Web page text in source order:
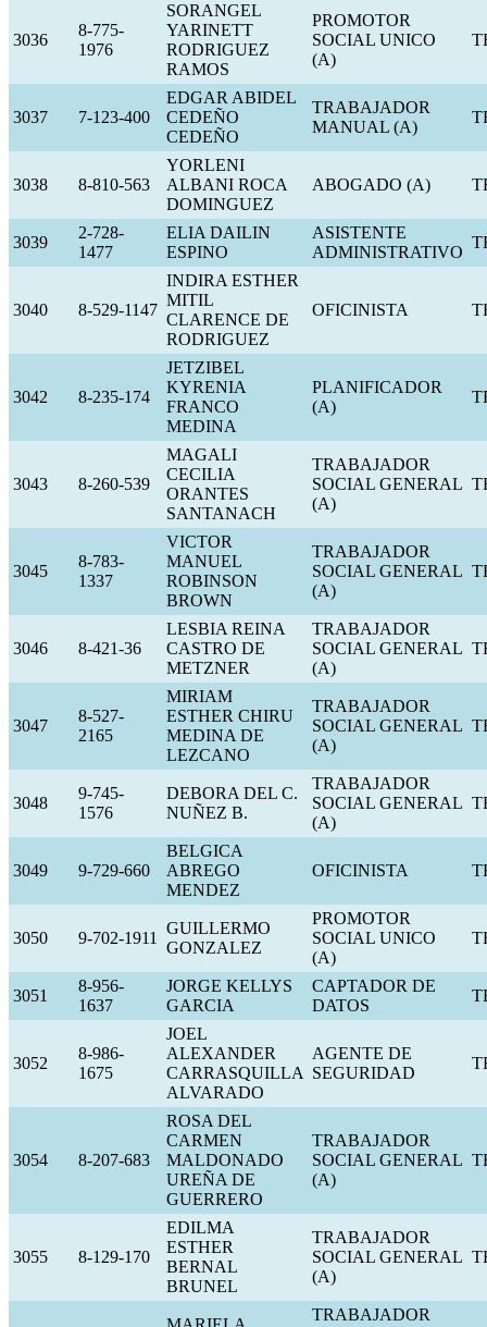
3036
8-775-
1976
SORANGEL
YARINETT
RODRIGUEZ
RAMOS
PROMOTOR
SOCIAL UNICO
(A)
3037 7-123-400
EDGAR ABIDEL
CEDEÑO
CEDEÑO
TRABAJADOR
MANUAL (A)
3038 8-810-563
YORLENI
ALBANI ROCA
DOMINGUEZ
ABOGADO (A)
3039
2-728-
1477
ELIA DAILIN
ESPINO
ASISTENTE
ADMINISTRATIVO
3040 8-529-1147
INDIRA ESTHER
MITIL
CLARENCE DE
RODRIGUEZ
OFICINISTA
3042 8-235-174
JETZIBEL
KYRENIA
FRANCO
MEDINA
PLANIFICADOR
(A)
3043 8-260-539
MAGALI
CECILIA
ORANTES
SANTANACH
TRABAJADOR
SOCIAL GENERAL
(A)
3045
8-783-
1337
VICTOR
MANUEL
ROBINSON
BROWN
TRABAJADOR
SOCIAL GENERAL
(A)
3046 8-421-36
LESBIA REINA
CASTRO DE
METZNER
TRABAJADOR
SOCIAL GENERAL
(A)
3047
8-527-
2165
MIRIAM
ESTHER CHIRU
MEDINA DE
LEZCANO
TRABAJADOR
SOCIAL GENERAL
(A)
3048
9-745-
1576
DEBORA DEL C.
NUÑEZ B.
TRABAJADOR
SOCIAL GENERAL
(A)
3049 9-729-660
BELGICA
ABREGO
MENDEZ
OFICINISTA
3050 9-702-1911
GUILLERMO
GONZALEZ
PROMOTOR
SOCIAL UNICO
(A)
3051
8-956-
1637
JORGE KELLYS
GARCIA
CAPTADOR DE
DATOS
3052
8-986-
1675
JOEL
ALEXANDER
CARRASQUILLA
ALVARADO
AGENTE DE
SEGURIDAD
3054 8-207-683
ROSA DEL
CARMEN
MALDONADO
UREÑA DE
GUERRERO
TRABAJADOR
SOCIAL GENERAL
(A)
3055 8-129-170
EDILMA
ESTHER
BERNAL
BRUNEL
TRABAJADOR
SOCIAL GENERAL
(A)
TRABAJADOR